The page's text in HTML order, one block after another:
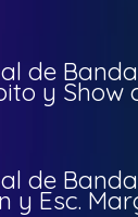
de
y Show
de
y Esc.